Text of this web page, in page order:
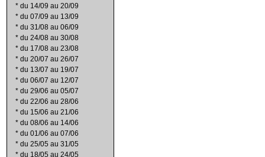
* du 14/09 au 20/09
* du 07/09 au 13/09
* du 31/08 au 06/09
* du 24/08 au 30/08
* du 17/08 au 23/08
* du 20/07 au 26/07
* du 13/07 au 19/07
* du 06/07 au 12/07
* du 29/06 au 05/07
* du 22/06 au 28/06
* du 15/06 au 21/06
* du 08/06 au 14/06
* du 01/06 au 07/06
* du 25/05 au 31/05
* du 18/05 au 24/05